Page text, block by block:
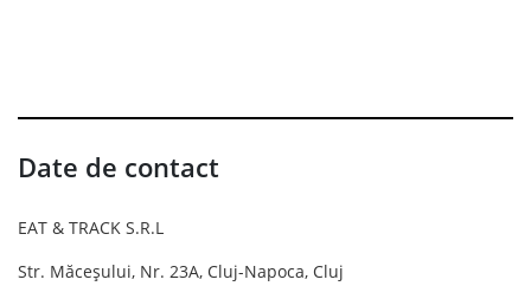
Date de contact
EAT & TRACK S.R.L
Str. Măceșului, Nr. 23A, Cluj-Napoca, Cluj